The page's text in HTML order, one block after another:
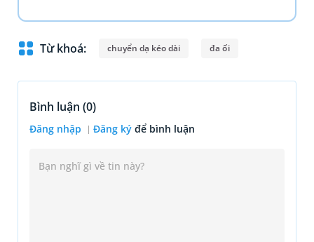
Từ khoá: chuyển dạ kéo dài đa ối
Bình luận (0)
Đăng nhập Đăng ký để bình luận